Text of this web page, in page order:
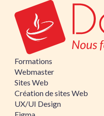
Formations
Webmaster
Sites Web
Création de sites Web
UX/UI Design